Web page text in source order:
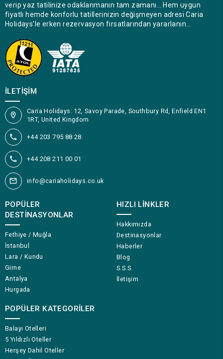
verip yaz tatilinize odaklanmanın tam zamanı… Hem uygun
fiyatlı hemde konforlu tatillerinizin değişmeyen adresi Caria
Holidays’le erken rezervasyon fırsatlarından yararlanın…
İLETIŞIM
Caria Holidays: 12, Savoy Parade, Southbury Rd, Enfield EN1
1RT, United Kingdom
+44 203 795 88 28
+44 208 211 00 01
info@cariaholidays.co.uk
POPÜLER
DESTINASYONLAR
Fethiye / Muğla
İstanbul
Lara / Kundu
Girne
Antalya
Hurgada
POPÜLER KATEGORILER
Balayı Otelleri
5 Yıldızlı Oteller
Herşey Dahil Oteller
HIZLI LINKLER
Hakkımızda
Destinasyonlar
Haberler
Blog
S.S.S.
İletişim